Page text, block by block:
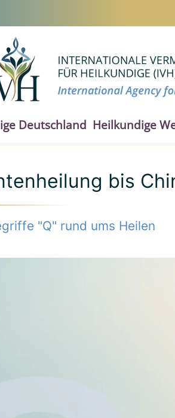
Deutschland Heilkundige
bis
"Q" rund ums Heilen